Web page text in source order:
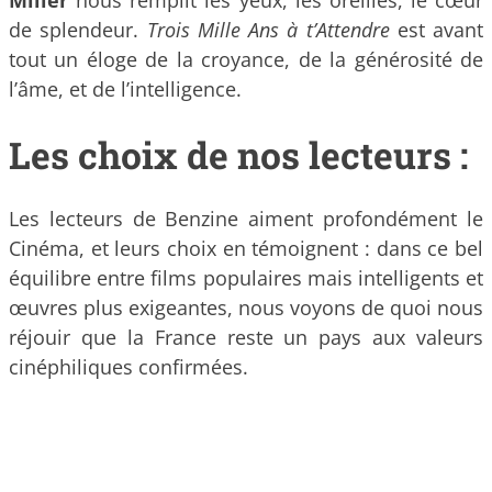
de splendeur. Trois Mille Ans à t’Attendreest avant
tout un éloge de la croyance, de la générosité de
l’âme, et de l’intelligence.
Les choix de nos lecteurs :
Les lecteurs de Benzine aiment profondément le
Cinéma, et leurs choix en témoignent : dans ce bel
équilibre entre films populaires mais intelligents et
œuvres plus exigeantes, nous voyons de quoi nous
réjouir que la France reste un pays aux valeurs
cinéphiliques confirmées.